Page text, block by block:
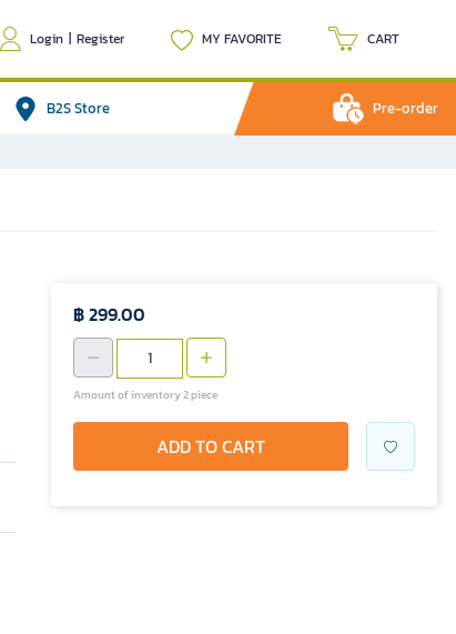
Login | Register MY FAVORITE CART
B2S Store Pre-order
฿ 299.00
Amount of inventory 2 piece
ADD TO CART